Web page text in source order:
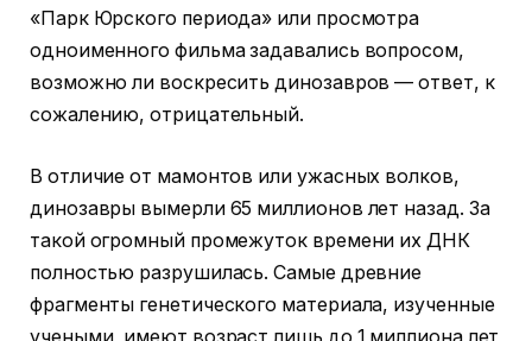
«Парк Юрского периода» или просмотра
одноименного фильма задавались вопросом,
возможно ли воскресить динозавров — ответ, к
сожалению, отрицательный.
В отличие от мамонтов или ужасных волков,
динозавры вымерли 65 миллионов лет назад. За
такой огромный промежуток времени их ДНК
полностью разрушилась. Самые древние
фрагменты генетического материала, изученные